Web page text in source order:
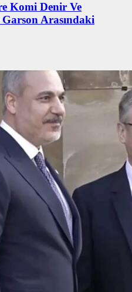
Komi Denir Ve
Arasındaki